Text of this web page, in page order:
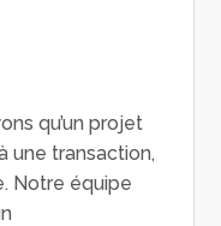
qu’un projet
une transaction,
Notre équipe